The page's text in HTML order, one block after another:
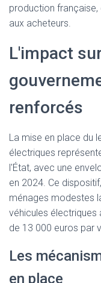
production
aux acheteurs.
L'impact
renforcés
La mise en place du
électriques
l'État, avec une
en 2024. Ce
ménages modestes
véhicules électriques
de 13 000 euros par
Les
en place